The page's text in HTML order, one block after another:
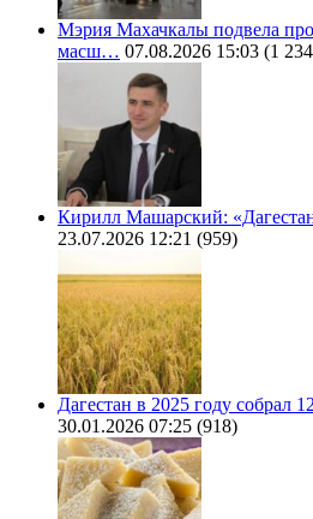
Мэрия Махачкалы подвела
масш… 07.08.2026 15:03 (1
Кирилл Машарский:
23.07.2026 12:21 (959)
Дагестан в 2025 году собрал
30.01.2026 07:25 (918)